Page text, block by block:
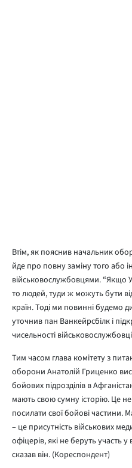
Втім, як пояснив начальник
йде про повну заміну того або
військовослужбовцями. “Якщо
то людей, туди ж можуть бути
країн. Тоді ми повинні будемо
уточнив пан Ванкейрсбілк і
чисельності
Тим часом глава комітету з
оборони Анатолій Гриценко
бойових підрозділів в
мають свою сумну історію. Це
посилати свої бойові
– це присутність військових
офіцерів, які не беруть участь
сказав він. (Кореспондент)